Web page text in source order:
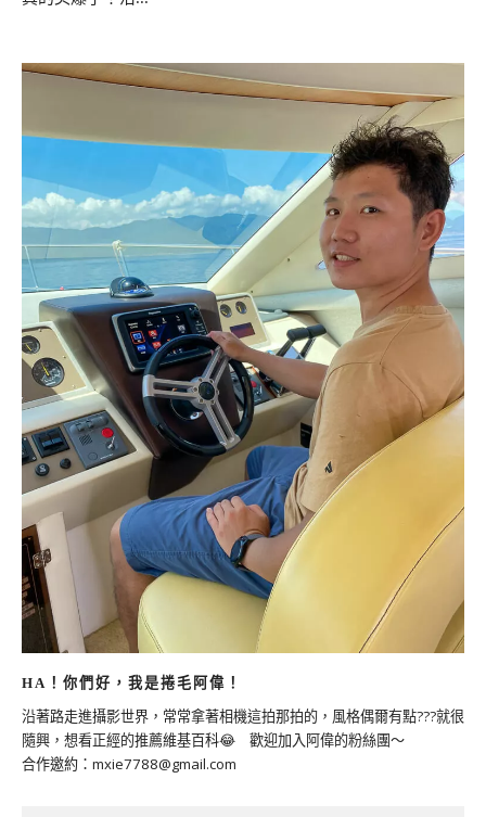
HA！你們好，我是捲毛阿偉！
沿著路走進攝影世界，常常拿著相機這拍那拍的，風格偶爾有點???就很
隨興，想看正經的推薦維基百科😂 歡迎加入阿偉的粉絲團～
合作邀約： mxie7788@gmail.com